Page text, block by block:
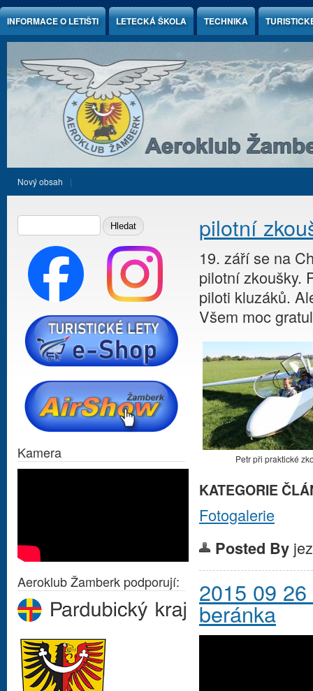
Jump to Content
INFORMACE O LETIŠTI LETECKÁ ŠKOLA TECHNIKA
Nový obsah
pilotní
19. září se na
pilotní zkoušky.
piloti kluzáků.
Všem moc
Petr při praktické
KATEGORIE
Fotogalerie
Posted By
2015 09
beránka
Vyhledávání
Kamera
Aeroklub Žamberk podporují: